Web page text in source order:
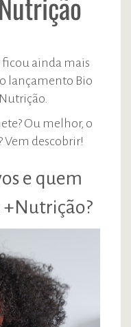
ficou ainda mais
lançamento Bio
Ou melhor, o
Vem descobrir!
e quem
+Nutrição?